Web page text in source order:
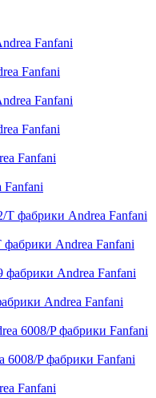
Fanfani
Fanfani
Andrea Fanfani
Andrea Fanfani
P фабрики Fanfani